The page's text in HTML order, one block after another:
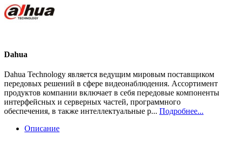
Dahua
Dahua Technology является ведущим мировым поставщиком
передовых решений в сфере видеонаблюдения. Ассортимент
продуктов компании включает в себя передовые компоненты
интерфейсных и серверных частей, программного
обеспечения, в также интеллектуальные р... Подробнее...
Описание